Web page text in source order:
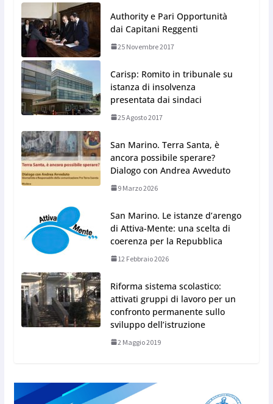
Authority e Pari Opportunità
dai Capitani Reggenti
25 Novembre 2017
Carisp: Romito in tribunale su
istanza di insolvenza
presentata dai sindaci
25 Agosto 2017
San Marino. Terra Santa, è
ancora possibile sperare?
Dialogo con Andrea Avveduto
9 Marzo 2026
San Marino. Le istanze d’arengo
di Attiva-Mente: una scelta di
coerenza per la Repubblica
12 Febbraio 2026
Riforma sistema scolastico:
attivati gruppi di lavoro per un
confronto permanente sullo
sviluppo dell’istruzione
2 Maggio 2019